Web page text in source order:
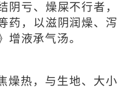
阴亏、燥屎不行者，
药，以滋阴润燥、泻
增液承气汤。
燥热，与生地、大小